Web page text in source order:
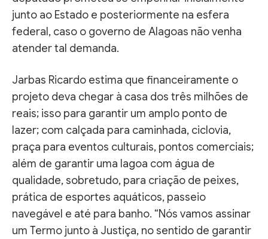
junto ao Estado e posteriormente na esfera
federal, caso o governo de Alagoas não venha
atender tal demanda.
Jarbas Ricardo estima que financeiramente o
projeto deva chegar à casa dos três milhões de
reais; isso para garantir um amplo ponto de
lazer; com calçada para caminhada, ciclovia,
praça para eventos culturais, pontos comerciais;
além de garantir uma lagoa com água de
qualidade, sobretudo, para criação de peixes,
prática de esportes aquáticos, passeio
navegável e até para banho. “Nós vamos assinar
um Termo junto à Justiça, no sentido de garantir